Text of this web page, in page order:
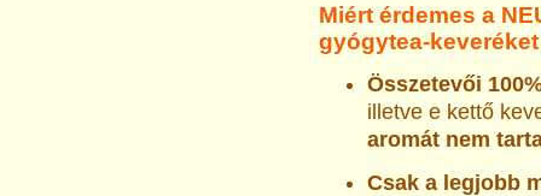
Miért érdemes a
gyógytea-
Összetevői
illetve e kettő
aromát nem
Csak a legjobb